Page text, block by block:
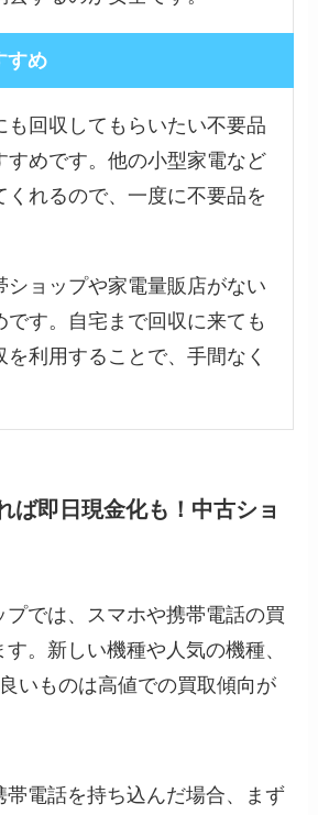
すめ
も回収してもらいたい不要品
すめです。他の小型家電など
くれるので、一度に不要品を
ショップや家電量販店がない
です。自宅まで回収に来ても
を利用することで、手間なく
ば即日現金化も！中古ショ
プでは、スマホや携帯電話の買
。新しい機種や人気の機種、
いものは高値での買取傾向が
帯電話を持ち込んだ場合、まず